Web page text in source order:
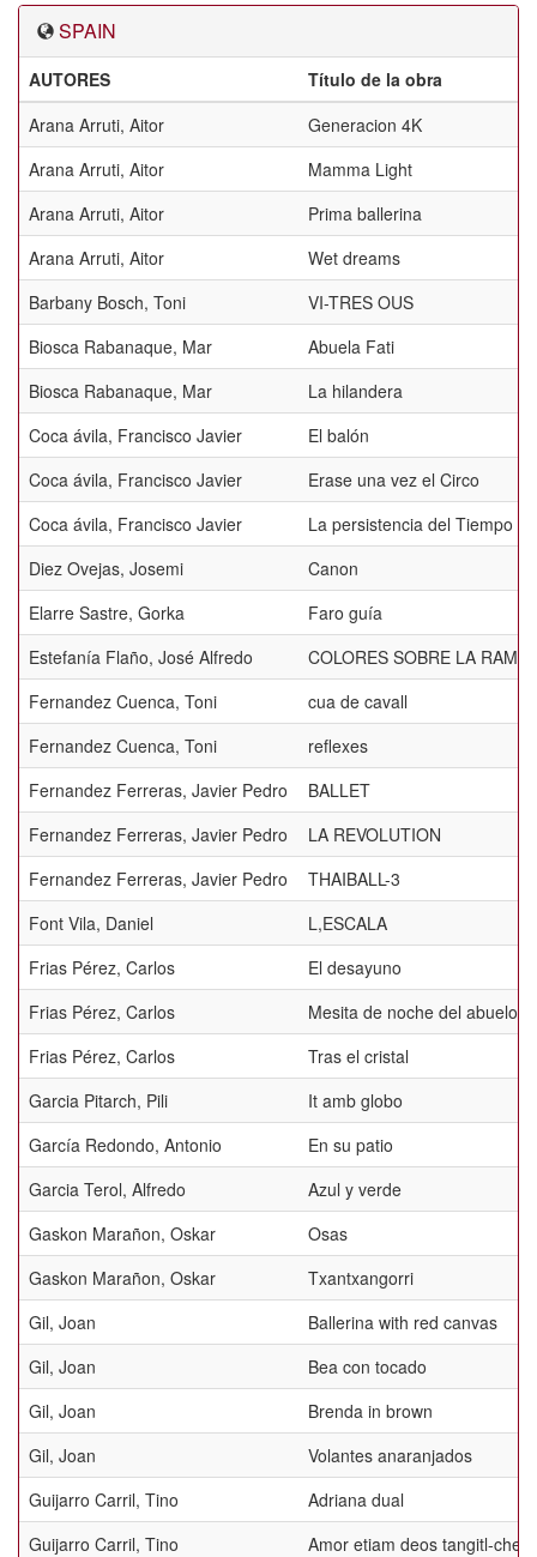
SPAIN
AUTORES
Título de la obra
Arana Arruti, Aitor
Generacion 4K
Arana Arruti, Aitor
Mamma Light
Arana Arruti, Aitor
Prima ballerina
Arana Arruti, Aitor
Wet dreams
Barbany Bosch, Toni
VI-TRES OUS
Biosca Rabanaque, Mar
Abuela Fati
Biosca Rabanaque, Mar
La hilandera
Coca ávila, Francisco Javier
El balón
Coca ávila, Francisco Javier
Erase una vez el Circo
Coca ávila, Francisco Javier
La persistencia del Tiempo
Diez Ovejas, Josemi
Canon
Elarre Sastre, Gorka
Faro guía
Estefanía Flaño, José Alfredo
COLORES SOBRE LA RAMA
Fernandez Cuenca, Toni
cua de cavall
Fernandez Cuenca, Toni
reflexes
Fernandez Ferreras, Javier Pedro
BALLET
Fernandez Ferreras, Javier Pedro
LA REVOLUTION
Fernandez Ferreras, Javier Pedro
THAIBALL-3
Font Vila, Daniel
L,ESCALA
Frias Pérez, Carlos
El desayuno
Frias Pérez, Carlos
Mesita de noche del abuelo
Frias Pérez, Carlos
Tras el cristal
Garcia Pitarch, Pili
It amb globo
García Redondo, Antonio
En su patio
Garcia Terol, Alfredo
Azul y verde
Gaskon Marañon, Oskar
Osas
Gaskon Marañon, Oskar
Txantxangorri
Gil, Joan
Ballerina with red canvas
Gil, Joan
Bea con tocado
Gil, Joan
Brenda in brown
Gil, Joan
Volantes anaranjados
Guijarro Carril, Tino
Adriana dual
Guijarro Carril, Tino
Amor etiam deos tangitl-